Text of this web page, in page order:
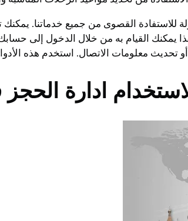
للاستفادة القصوى من جميع خدماتنا.
القيام به من خلال الدخول إلى حسابك
معلومات الاتصال. استخدم هذه
ادارة